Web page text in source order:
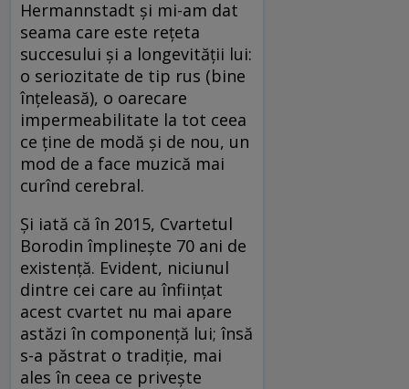
Hermannstadt și mi-am dat
seama care este rețeta
succesului și a longevității lui:
o seriozitate de tip rus (bine
înțeleasă), o oarecare
impermeabilitate la tot ceea
ce ține de modă și de nou, un
mod de a face muzică mai
curînd cerebral.
Și iată că în 2015, Cvartetul
Borodin împlinește 70 ani de
existență. Evident, niciunul
dintre cei care au înființat
acest cvartet nu mai apare
astăzi în componență lui; însă
s-a păstrat o tradiție, mai
ales în ceea ce privește